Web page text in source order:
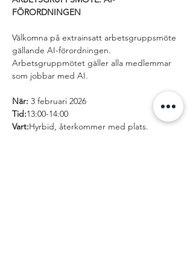
FÖRORDNINGEN
Välkomna på extrainsatt arbetsgruppsmöte
gällande AI-förordningen.
Arbetsgruppmötet gäller alla medlemmar
som jobbar med AI.
När: 3 februari 2026
Tid:13:00-14:00
Vart:Hyrbid, återkommer med plats.